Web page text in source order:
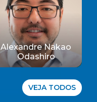
Alexandre Nakao
Odashiro
VEJA TODOS